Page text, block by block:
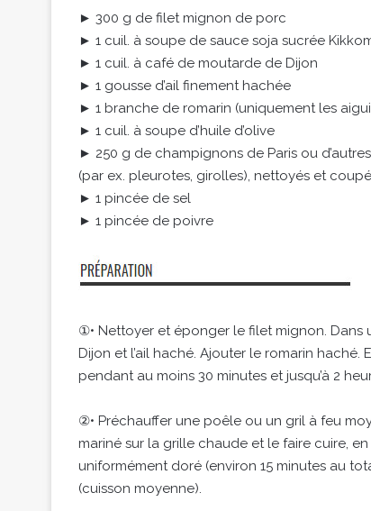
► 300 g de filet mignon de porc
► 1 cuil. à soupe de sauce soja sucrée
► 1 cuil. à café de moutarde de Dijon
► 1 gousse d’ail finement hachée
► 1 branche de romarin (uniquement les
► 1 cuil. à soupe d’huile d’olive
► 250 g de champignons de Paris ou
(par ex. pleurotes, girolles), nettoyés et
► 1 pincée de sel
► 1 pincée de poivre
①• Nettoyer et éponger le filet mignon.
Dijon et l’ail haché. Ajouter le romarin
pendant au moins 30 minutes et jusqu’à 2
②• Préchauffer une poêle ou un gril à feu
mariné sur la grille chaude et le faire cuire,
uniformément doré (environ 15 minutes au
(cuisson moyenne).